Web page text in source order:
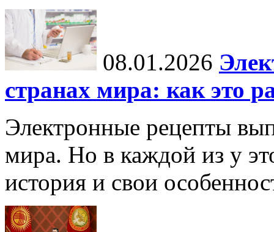
08.01.2026
странах мира: как это
Электронные рецепты
мира. Но в каждой из у
история и свои